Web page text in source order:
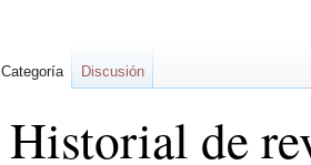
Historial de
Categoría Discusión